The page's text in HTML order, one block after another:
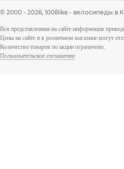
© 2000 - 2026, 100Bike - велосипеды в
Вся представленная на сайте информация
Цены на сайте и в розничном магазине могут
Количество товаров по акции ограничено.
Пользовательское соглашение.